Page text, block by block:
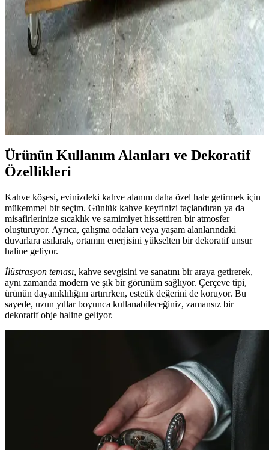
Ahşap epoksi dökümünde renk pigmentlerinin ahşap liflerine
sızması sıkça karşılaşılan bir sorundur. Ön mühürleme, doğru
pigment seçimi ve yüzey hazırlığı bu problemi büyük ölçüde önler.
Geleneksel Ahşap İşçiliğiyle Masif Ahşap Masa
Yapımında Klasik Birleştirme Teknikleri
Geleneksel el aletleri ve klasik birleştirme yöntemleri kullanılarak
meşe ve ceviz malzemelerle yapılan masif ahşap masa, dayanıklılık
ve estetiği bir arada sunar. Buhar bükme ve el işçiliği detayları öne
Ürünün Kullanım Alanları ve Dekoratif
Özellikleri
Kahve köşesi, evinizdeki kahve alanını daha özel hale getirmek için
mükemmel bir seçim. Günlük kahve keyfinizi taçlandıran ya da
misafirlerinize sıcaklık ve samimiyet hissettiren bir atmosfer
oluşturuyor. Ayrıca, çalışma odaları veya yaşam alanlarındaki
duvarlara asılarak, ortamın enerjisini yükselten bir dekoratif unsur
haline geliyor.
İlüstrasyon teması, kahve sevgisini ve sanatını bir araya getirerek,
aynı zamanda modern ve şık bir görünüm sağlıyor. Çerçeve tipi,
ürünün dayanıklılığını artırırken, estetik değerini de koruyor. Bu
sayede, uzun yıllar boyunca kullanabileceğiniz, zamansız bir
dekoratif obje haline geliyor.